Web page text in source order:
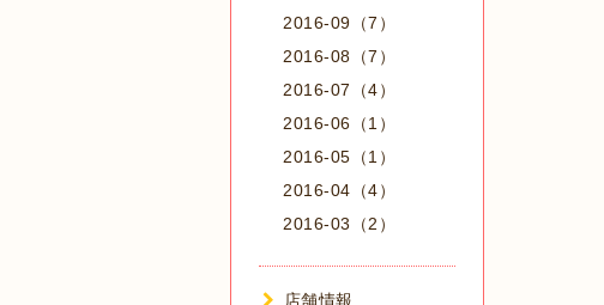
2016-09（7）
2016-08（7）
2016-07（4）
2016-06（1）
2016-05（1）
2016-04（4）
2016-03（2）
店舗情報